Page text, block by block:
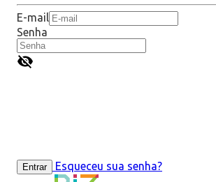
E-mail
Senha
Entrar Esqueceu sua senha?